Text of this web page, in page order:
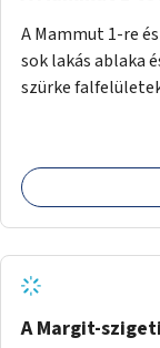
A Mammut 1-re
sok lakás ablaka
szürke
egy látképet,
A Margit-